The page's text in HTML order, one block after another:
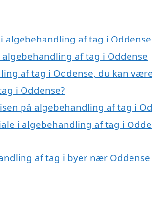
algebehandling af tag i
af tag i Oddense
af tag i Oddense, du kan
i Oddense?
på algebehandling af tag i
i algebehandling af tag i
af tag i byer nær Oddense